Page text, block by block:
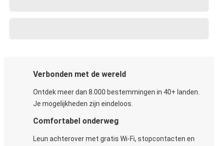
Verbonden met de wereld
Ontdek meer dan 8.000 bestemmingen in 40+ landen.
Je mogelijkheden zijn eindeloos.
Comfortabel onderweg
Leun achterover met gratis Wi-Fi, stopcontacten en